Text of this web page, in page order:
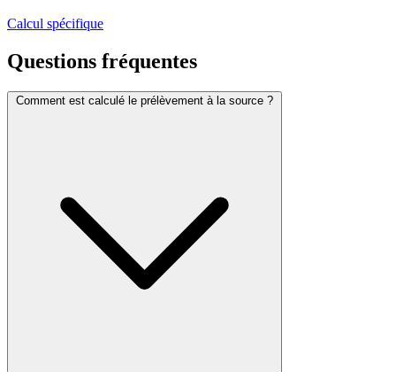
Calcul spécifique
Questions fréquentes
Comment est calculé le prélèvement à la source ?